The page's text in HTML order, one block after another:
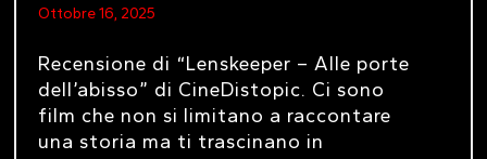
Ottobre 16, 2025
Recensione di “Lenskeeper – Alle porte
dell’abisso” di CineDistopic. Ci sono
film che non si limitano a raccontare
una storia ma ti trascinano in